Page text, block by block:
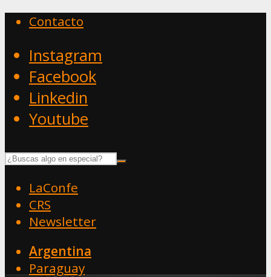
Contacto
Instagram
Facebook
Linkedin
Youtube
LaConfe
CRS
Newsletter
Argentina
Paraguay